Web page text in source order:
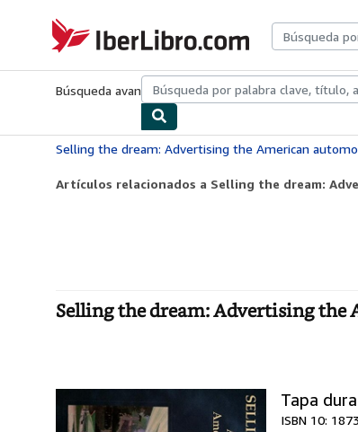
IberLibro.com
Búsqueda avanzadaColecciones Libros antiguosArte y
Selling the dream: Advertising the American
Artículos relacionados a Selling the dream:
Selling the dream: Advertising the
Tapa dura
ISBN 10: